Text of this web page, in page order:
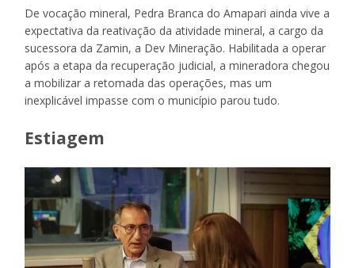
De vocação mineral, Pedra Branca do Amapari ainda vive a
expectativa da reativação da atividade mineral, a cargo da
sucessora da Zamin, a Dev Mineração. Habilitada a operar
após a etapa da recuperação judicial, a mineradora chegou
a mobilizar a retomada das operações, mas um
inexplicável impasse com o município parou tudo.
Estiagem